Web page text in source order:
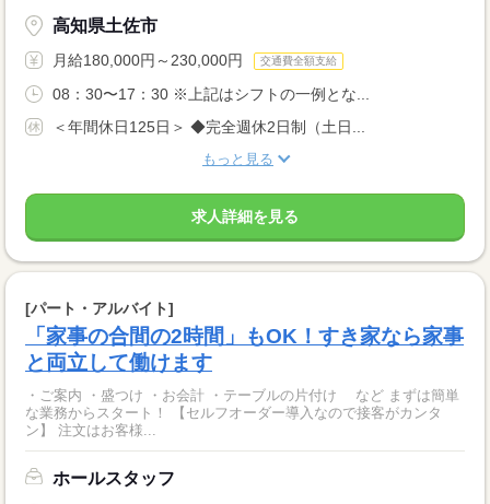
高知県土佐市
月給180,000円～230,000円 交通費全額支給
08：30〜17：30 ※上記はシフトの一例とな...
＜年間休日125日＞ ◆完全週休2日制（土日...
もっと見る
求人詳細を見る
[パート・アルバイト]
「家事の合間の2時間」もOK！すき家なら家事
と両立して働けます
・ご案内 ・盛つけ ・お会計 ・テーブルの片付け など まずは簡単
な業務からスタート！ 【セルフオーダー導入なので接客がカンタ
ン】 注文はお客様...
ホールスタッフ